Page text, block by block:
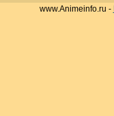
www.Animeinfo.ru -